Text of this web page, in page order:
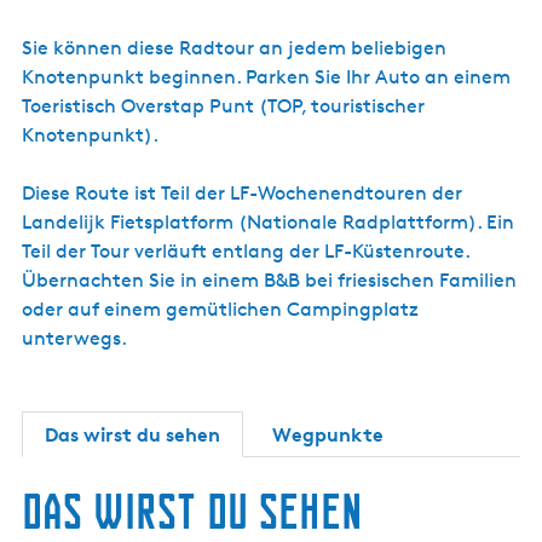
Sie können diese Radtour an jedem beliebigen
Knotenpunkt beginnen. Parken Sie Ihr Auto an einem
Toeristisch Overstap Punt (TOP, touristischer
Knotenpunkt).
Diese Route ist Teil der LF-Wochenendtouren der
Landelijk Fietsplatform (Nationale Radplattform). Ein
Teil der Tour verläuft entlang der LF-Küstenroute.
Übernachten Sie in einem B&B bei friesischen Familien
oder auf einem gemütlichen Campingplatz
unterwegs.
Das wirst du sehen Wegpunkte
Das wirst du sehen